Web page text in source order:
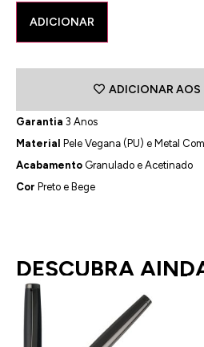
ADICIONAR
ADICIONAR AOS
Garantia 3 Anos
Material Pele Vegana (PU) e Metal
Acabamento Granulado e Acetinado
Cor Preto e Bege
DESCUBRA